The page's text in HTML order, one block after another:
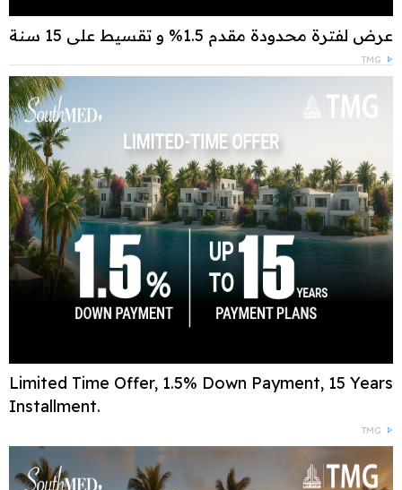
عرض لفترة محدودة مقدم 1.5% و تقسيط علي 15 سنة
TMG
Limited Time Offer, 1.5% Down Payment, 15 Years
Installment.
TMG